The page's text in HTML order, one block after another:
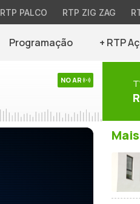
RTP PALCO RTP ZIG ZAG
Programação + RTP
NO AR